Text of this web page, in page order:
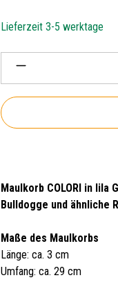
Lieferzeit 3-5 werktage
Produkt
Maulkorb COLORI in
Bulldogge und ähnliche
Maße des Maulkorbs
Länge: ca. 3 cm
Umfang: ca. 29 cm